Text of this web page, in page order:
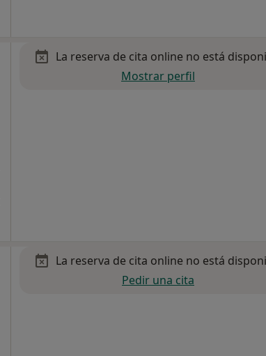
La reserva de cita online no está
Mostrar perfil
La reserva de cita online no está
Pedir una cita